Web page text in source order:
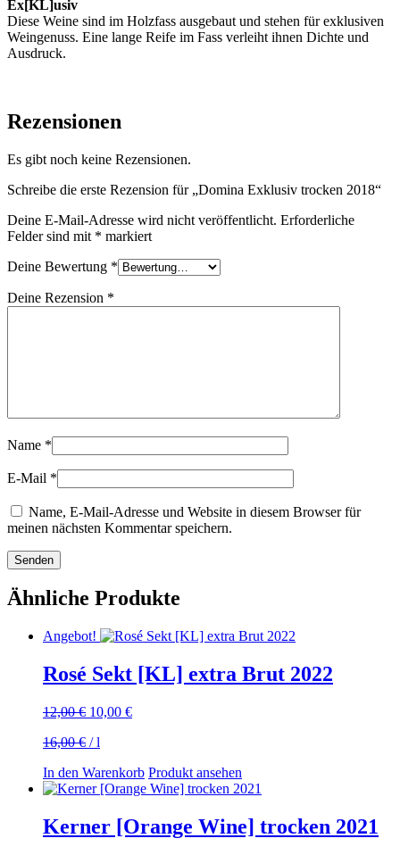
Ex[KL]usiv
Diese Weine sind im Holzfass ausgebaut und stehen für exklusiven
Weingenuss. Eine lange Reife im Fass verleiht ihnen Dichte und
Ausdruck.
Rezensionen
Es gibt noch keine Rezensionen.
Schreibe die erste Rezension für „Domina Exklusiv trocken 2018“
Deine E-Mail-Adresse wird nicht veröffentlicht. Erforderliche
Felder sind mit * markiert
Deine Bewertung *
Deine Rezension *
Name *
E-Mail *
Name, E-Mail-Adresse und Website in diesem Browser für
meinen nächsten Kommentar speichern.
Ähnliche Produkte
Angebot!
Rosé Sekt [KL] extra Brut 2022
12,00€ Ursprünglicher
war:
10,00 €Aktueller
16,00€ /l
In den Warenkorb Produkt ansehen
Kerner [Orange Wine] trocken 2021